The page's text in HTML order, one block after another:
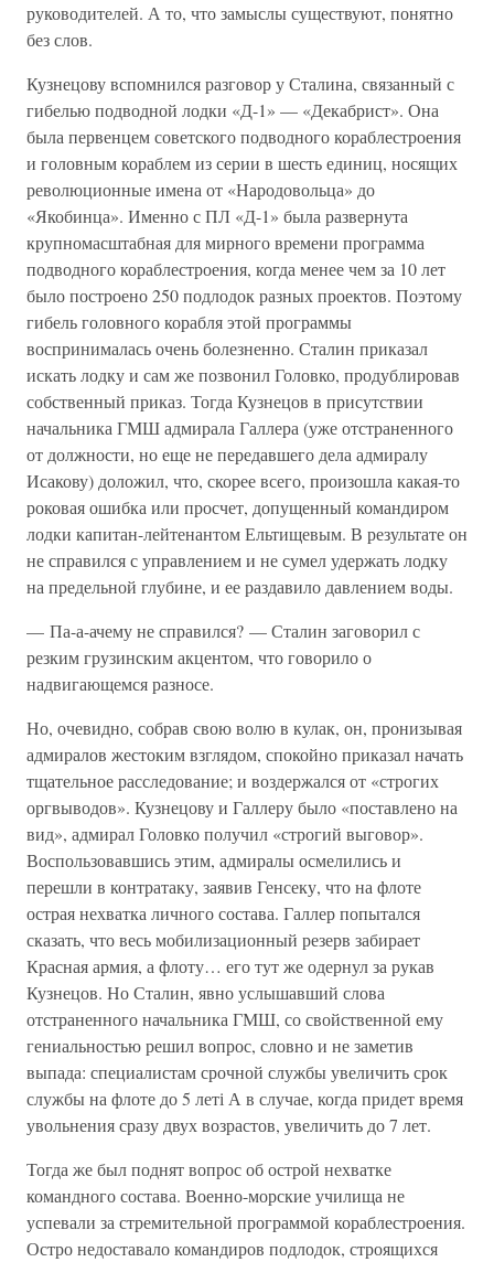
руководителей. А то, что замыслы существуют, понятно
без слов.
Кузнецову вспомнился разговор у Сталина, связанный с
гибелью подводной лодки «Д-1» — «Декабрист». Она
была первенцем советского подводного кораблестроения
и головным кораблем из серии в шесть единиц, носящих
революционные имена от «Народовольца» до
«Якобинца». Именно с ПЛ «Д-1» была развернута
крупномасштабная для мирного времени программа
подводного кораблестроения, когда менее чем за 10 лет
было построено 250 подлодок разных проектов. Поэтому
гибель головного корабля этой программы
воспринималась очень болезненно. Сталин приказал
искать лодку и сам же позвонил Головко, продублировав
собственный приказ. Тогда Кузнецов в присутствии
начальника ГМШ адмирала Галлера (уже отстраненного
от должности, но еще не передавшего дела адмиралу
Исакову) доложил, что, скорее всего, произошла какая-то
роковая ошибка или просчет, допущенный командиром
лодки капитан-лейтенантом Ельтищевым. В результате он
не справился с управлением и не сумел удержать лодку
на предельной глубине, и ее раздавило давлением воды.
— Па-а-ачему не справился? — Сталин заговорил с
резким грузинским акцентом, что говорило о
надвигающемся разносе.
Но, очевидно, собрав свою волю в кулак, он, пронизывая
адмиралов жестоким взглядом, спокойно приказал начать
тщательное расследование; и воздержался от «строгих
оргвыводов». Кузнецову и Галлеру было «поставлено на
вид», адмирал Головко получил «строгий выговор».
Воспользовавшись этим, адмиралы осмелились и
перешли в контратаку, заявив Генсеку, что на флоте
острая нехватка личного состава. Галлер попытался
сказать, что весь мобилизационный резерв забирает
Красная армия, а флоту… его тут же одернул за рукав
Кузнецов. Но Сталин, явно услышавший слова
отстраненного начальника ГМШ, со свойственной ему
гениальностью решил вопрос, словно и не заметив
выпада: специалистам срочной службы увеличить срок
службы на флоте до 5 леті А в случае, когда придет время
увольнения сразу двух возрастов, увеличить до 7 лет.
Тогда же был поднят вопрос об острой нехватке
командного состава. Военно-морские училища не
успевали за стремительной программой кораблестроения.
Остро недоставало командиров подлодок, строящихся